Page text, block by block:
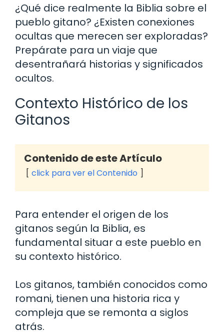
¿Qué dice realmente la Biblia sobre el
pueblo gitano? ¿Existen conexiones
ocultas que merecen ser exploradas?
Prepárate para un viaje que
desentrañará historias y significados
ocultos.
Contexto Histórico de los
Gitanos
Contenido de este Artículo
click para ver el Contenido
Para entender el origen de los
gitanos según la Biblia, es
fundamental situar a este pueblo en
su contexto histórico.
Los gitanos, también conocidos como
romani, tienen una historia rica y
compleja que se remonta a siglos
atrás.